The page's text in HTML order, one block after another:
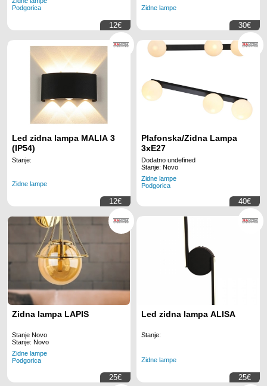
Podgorica
12€
Zidne lampe
30€
Led zidna lampa MALIA 3
(IP54)
Stanje:
Zidne lampe
12€
Plafonska/Zidna Lampa
3xE27
Dodatno undefined
Stanje: Novo
Zidne lampe
Podgorica
40€
Zidna lampa LAPIS
Stanje Novo
Stanje: Novo
Zidne lampe
Podgorica
25€
Led zidna lampa ALISA
Stanje:
Zidne lampe
25€